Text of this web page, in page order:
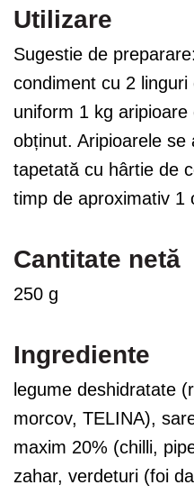
Utilizare
Sugestie de
condiment cu 2
uniform 1 kg aripioare
obținut. Aripioarele
tapetată cu hârtie de
timp de aproximativ 1
Cantitate netă
250 g
Ingrediente
legume deshidratate
morcov, TELINA),
maxim 20% (chilli,
zahar, verdeturi (foi